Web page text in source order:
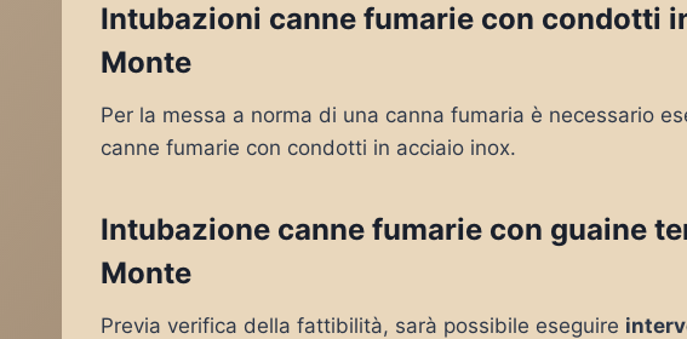
Intubazioni canne fumarie con condotti
Monte
Per la messa a norma di una canna fumaria è necessario
canne fumarie con condotti in acciaio inox.
Intubazione canne fumarie con guaine
Monte
Previa verifica della fattibilità, sarà possibile eseguire